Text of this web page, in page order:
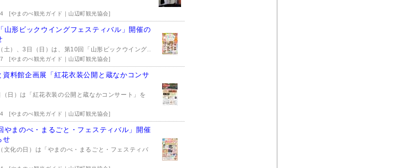
[やまのべ観光ガイド｜山辺町観光協会]
山形ビックウイングフェスティバル」開催の
土）、3日（日）は、第10回「山形ビックウイング..
[やまのべ観光ガイド｜山辺町観光協会]
資料館企画展「紅花衣装公開と蔵なかコンサ
日）は「紅花衣装の公開と蔵なかコンサート」を
[やまのべ観光ガイド｜山辺町観光協会]
やまのべ・まるごと・フェスティバル」開催
せ
文化の日）は「やまのべ・まるごと・フェスティバ